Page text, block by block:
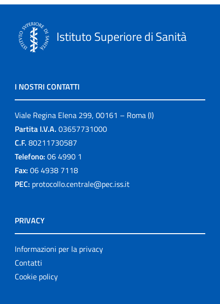
Istituto Superiore di Sanità
I NOSTRI CONTATTI
Viale Regina Elena 299, 00161 – Roma (I)
Partita I.V.A. 03657731000
C.F. 80211730587
Telefono: 06 4990 1
Fax: 06 4938 7118
PEC: protocollo.centrale@pec.iss.it
PRIVACY
Informazioni per la privacy
Contatti
Cookie policy